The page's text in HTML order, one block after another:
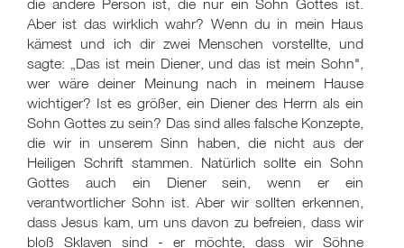
die andere Person ist, die nur ein Sohn Gottes ist.
Aber ist das wirklich wahr? Wenn du in mein Haus
kämest und ich dir zwei Menschen vorstellte, und
sagte: „Das ist mein Diener, und das ist mein Sohn",
wer wäre deiner Meinung nach in meinem Hause
wichtiger? Ist es größer, ein Diener des Herrn als ein
Sohn Gottes zu sein? Das sind alles falsche Konzepte,
die wir in unserem Sinn haben, die nicht aus der
Heiligen Schrift stammen. Natürlich sollte ein Sohn
Gottes auch ein Diener sein, wenn er ein
verantwortlicher Sohn ist. Aber wir sollten erkennen,
dass Jesus kam, um uns davon zu befreien, dass wir
bloß Sklaven sind - er möchte, dass wir Söhne